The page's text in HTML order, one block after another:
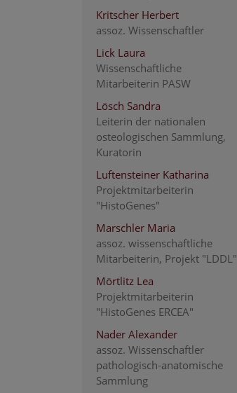
Kritscher Herbert
assoz. Wissenschaftler
Lick Laura
Wissenschaftliche
Mitarbeiterin PASW
Lösch Sandra
Leiterin der nationalen
osteologischen Sammlung,
Kuratorin
Luftensteiner Katharina
Projektmitarbeiterin
"HistoGenes"
Marschler Maria
assoz. wissenschaftliche
Mitarbeiterin, Projekt "LDDL"
Mörtlitz Lea
Projektmitarbeiterin
"HistoGenes ERCEA"
Nader Alexander
assoz. Wissenschaftler
pathologisch-anatomische
Sammlung